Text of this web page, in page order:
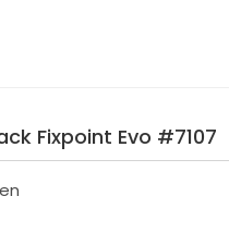
Fixpoint Evo #7107